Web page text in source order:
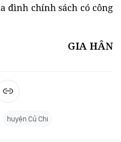
đình chính sách có công
GIA HÂN
huyện Củ Chi